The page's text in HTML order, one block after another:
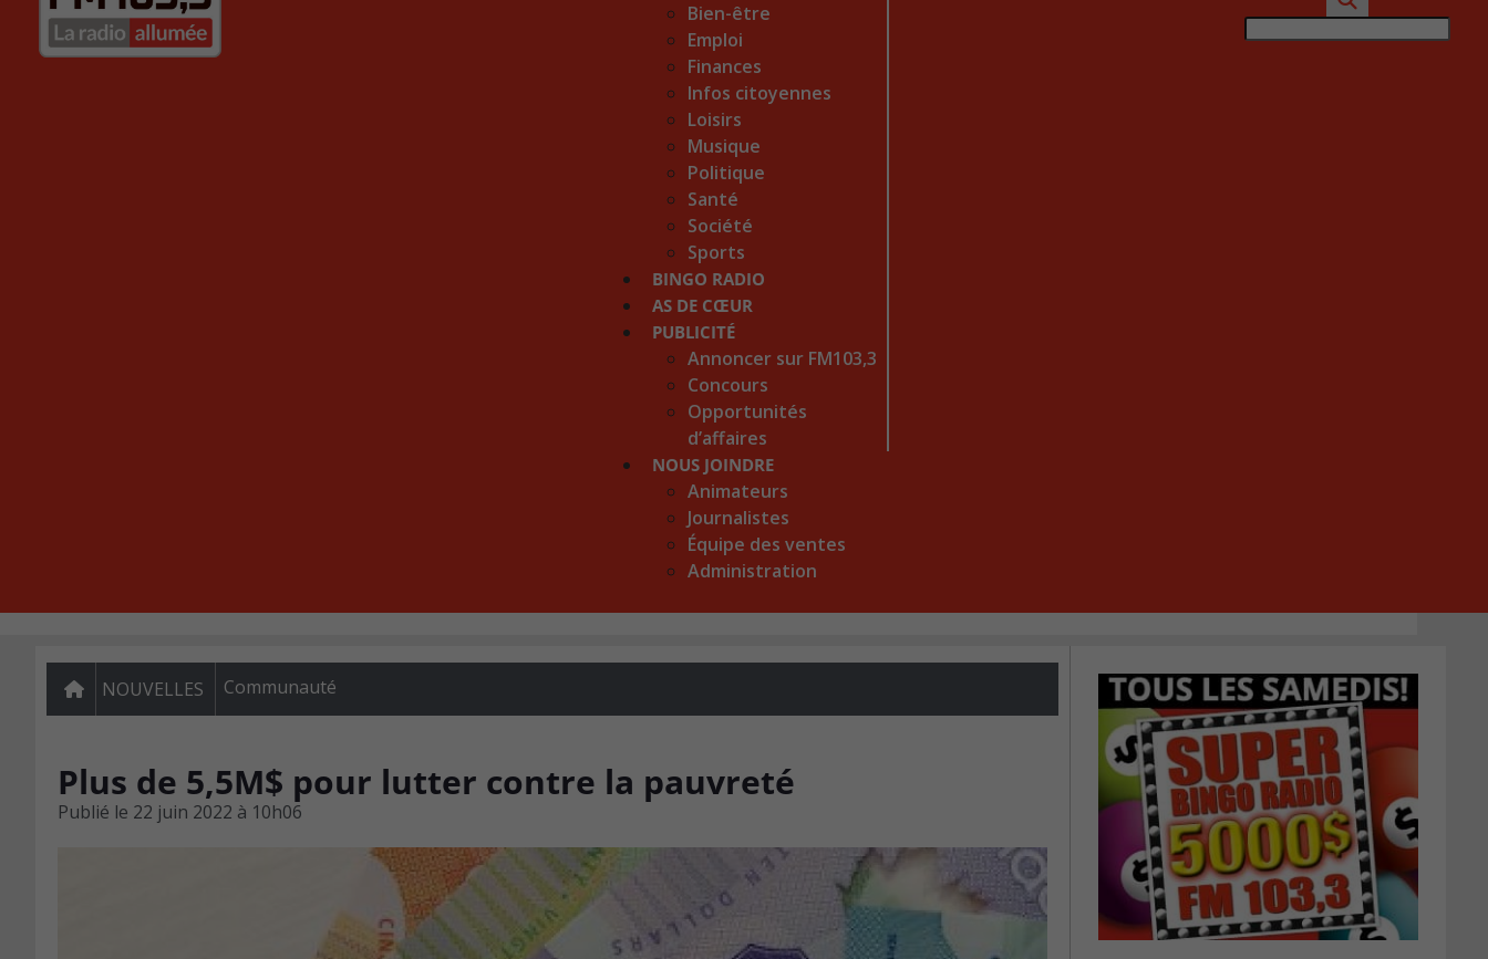
Bien-être
Emploi
Finances
Infos citoyennes
Loisirs
Musique
Politique
Santé
Société
Sports
BINGO RADIO
AS DE CŒUR
PUBLICITÉ
Annoncer sur FM103,3
Concours
Opportunités
d’affaires
NOUS JOINDRE
Animateurs
Journalistes
Équipe des ventes
Administration
NOUVELLES Communauté
Plus de 5,5M$ pour lutter contre la pauvreté
Publié le 22 juin 2022 à 10h06